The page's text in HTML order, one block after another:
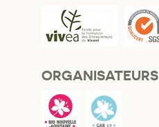
ORGANISATEURS